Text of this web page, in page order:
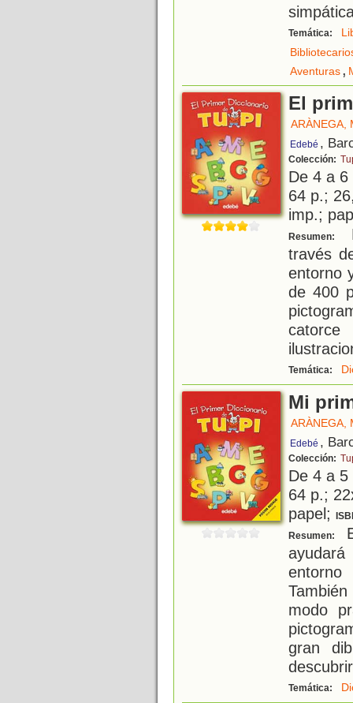
Temática:
Aventuras,
El
ARÀNEGA,
Edebé ,
Colección:
De 4 a
64 p.;
imp.;
Resumen:
través
entorno
de 400
Temática:
Mi
ARÀNEGA,
Edebé ,
Colección:
De 4 a
64 p.;
papel;
Resumen:
modo
gran
Temática: